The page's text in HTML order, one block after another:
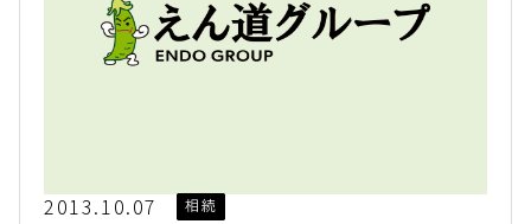
2013.10.07 相続